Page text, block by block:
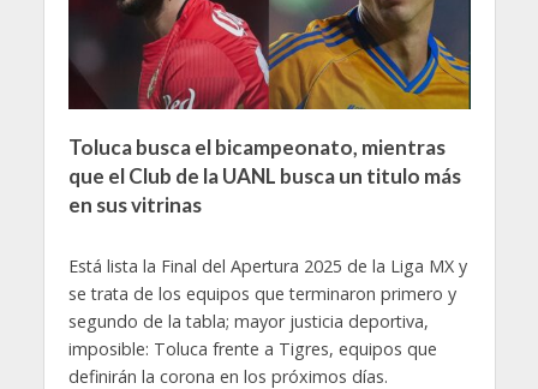
Toluca busca el bicampeonato, mientras
que el Club de la UANL busca un titulo más
en sus vitrinas
Está lista la Final del Apertura 2025 de la Liga MX y
se trata de los equipos que terminaron primero y
segundo de la tabla; mayor justicia deportiva,
imposible: Toluca frente a Tigres, equipos que
definirán la corona en los próximos días.